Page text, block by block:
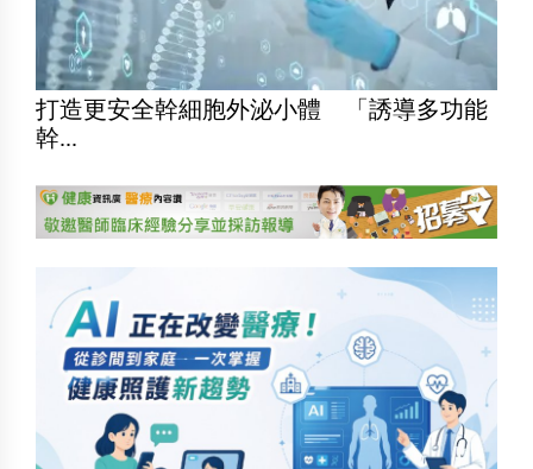
打造更安全幹細胞外泌小體 「誘導多功能
幹...